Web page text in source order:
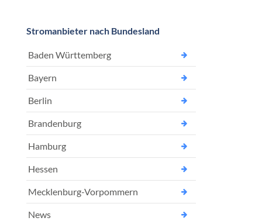
Stromanbieter nach Bundesland
Baden Württemberg
Bayern
Berlin
Brandenburg
Hamburg
Hessen
Mecklenburg-Vorpommern
News